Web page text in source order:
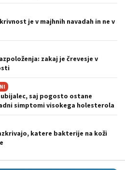
je v majhnih navadah in ne v
zakaj je črevesje v
saj pogosto ostane
simptomi visokega holesterola
katere bakterije na koži